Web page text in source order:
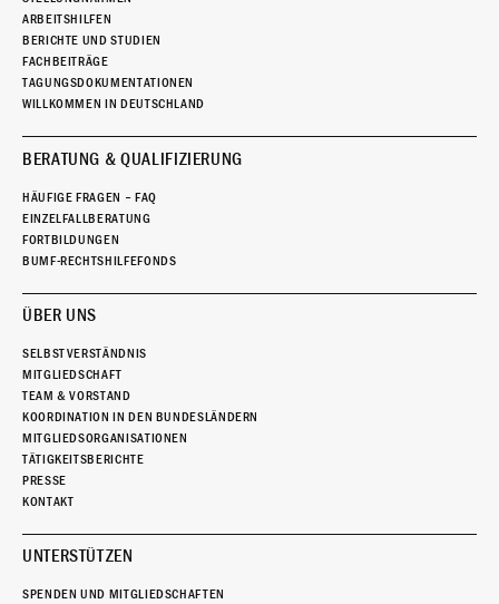
ARBEITSHILFEN
BERICHTE UND STUDIEN
FACHBEITRÄGE
TAGUNGSDOKUMENTATIONEN
WILLKOMMEN IN DEUTSCHLAND
BERATUNG & QUALIFIZIERUNG
HÄUFIGE FRAGEN – FAQ
EINZELFALLBERATUNG
FORTBILDUNGEN
BUMF-RECHTSHILFEFONDS
ÜBER UNS
SELBSTVERSTÄNDNIS
MITGLIEDSCHAFT
TEAM & VORSTAND
KOORDINATION IN DEN BUNDESLÄNDERN
MITGLIEDSORGANISATIONEN
TÄTIGKEITSBERICHTE
PRESSE
KONTAKT
UNTERSTÜTZEN
SPENDEN UND MITGLIEDSCHAFTEN